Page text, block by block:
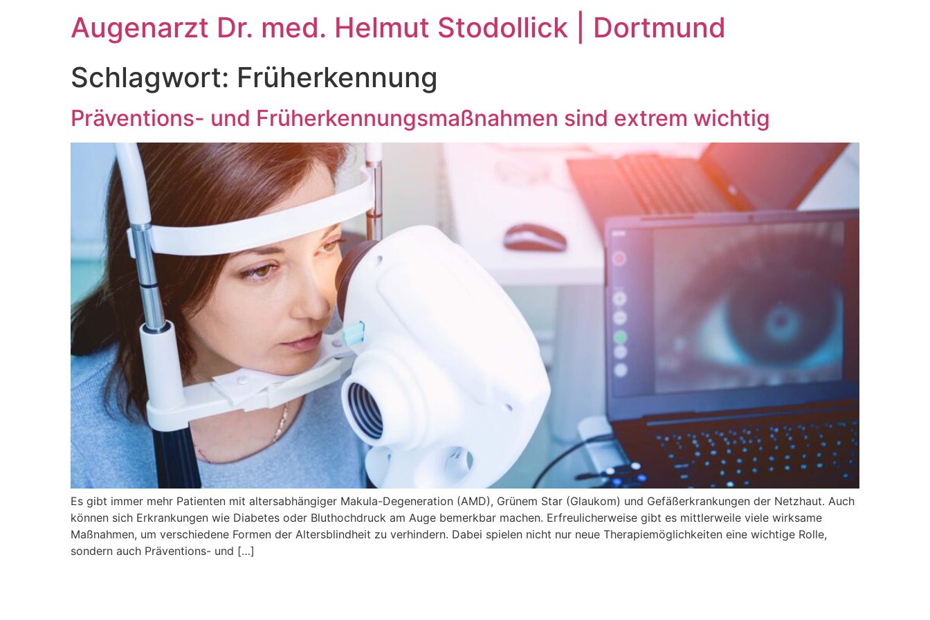
Augenarzt Dr. med. Helmut Stodollick | Dortmund
Schlagwort: Früherkennung
Präventions- und Früherkennungsmaßnahmen sind extrem wichtig
Es gibt immer mehr Patienten mit altersabhängiger Makula-Degeneration (AMD), Grünem Star (Glaukom) und Gefäßerkrankungen der Netzhaut. Auch
können sich Erkrankungen wie Diabetes oder Bluthochdruck am Auge bemerkbar machen. Erfreulicherweise gibt es mittlerweile viele wirksame
Maßnahmen, um verschiedene Formen der Altersblindheit zu verhindern. Dabei spielen nicht nur neue Therapiemöglichkeiten eine wichtige Rolle,
sondern auch Präventions- und […]